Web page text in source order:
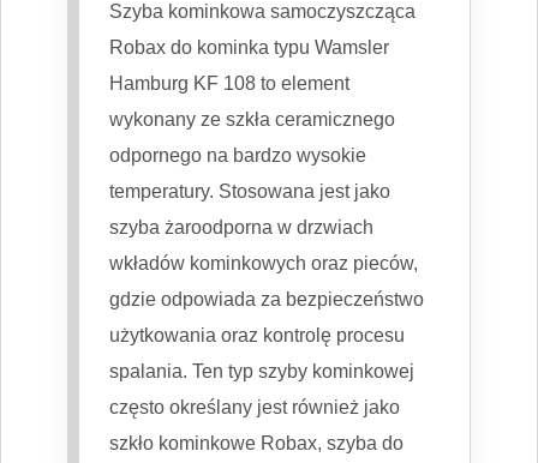
Szyba kominkowa samoczyszcząca
Robax do kominka typu Wamsler
Hamburg KF 108 to element
wykonany ze szkła ceramicznego
odpornego na bardzo wysokie
temperatury. Stosowana jest jako
szyba żaroodporna w drzwiach
wkładów kominkowych oraz pieców,
gdzie odpowiada za bezpieczeństwo
użytkowania oraz kontrolę procesu
spalania. Ten typ szyby kominkowej
często określany jest również jako
szkło kominkowe Robax, szyba do